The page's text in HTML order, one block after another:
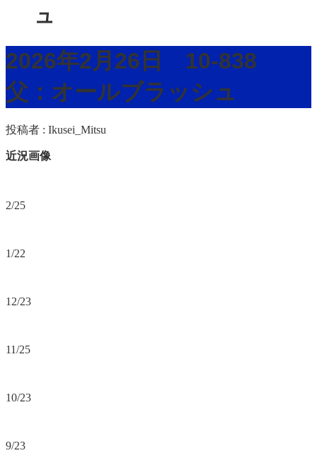
ュ
2026年2月26日 10-838
父：オールブラッシュ
投稿者 : Ikusei_Mitsu
近況画像
2/25
1/22
12/23
11/25
10/23
9/23